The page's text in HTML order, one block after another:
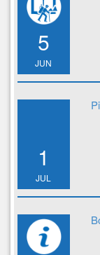
5
JUN
1
JUL